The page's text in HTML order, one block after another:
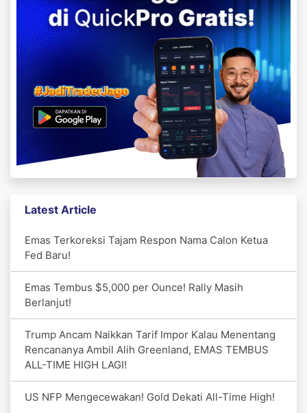
Latest Article
Emas Terkoreksi Tajam Respon Nama Calon Ketua
Fed Baru!
Emas Tembus $5,000 per Ounce! Rally Masih
Berlanjut!
Trump Ancam Naikkan Tarif Impor Kalau Menentang
Rencananya Ambil Alih Greenland, EMAS TEMBUS
ALL-TIME HIGH LAGI!
US NFP Mengecewakan! Gold Dekati All-Time High!